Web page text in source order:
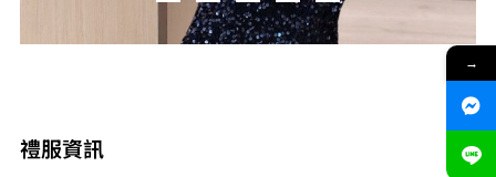
禮服資訊
→